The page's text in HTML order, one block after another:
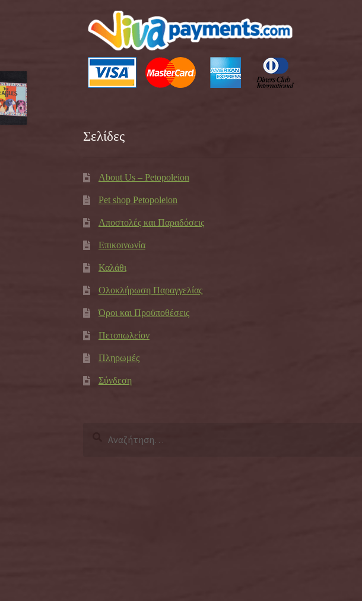
Σελίδες
About Us – Petopoleion
Pet shop Petopoleion
Αποστολές και Παραδόσεις
Επικοινωνία
Καλάθι
Ολοκλήρωση Παραγγελίας
Όροι και Προϋποθέσεις
Πετοπωλείον
Πληρωμές
Σύνδεση